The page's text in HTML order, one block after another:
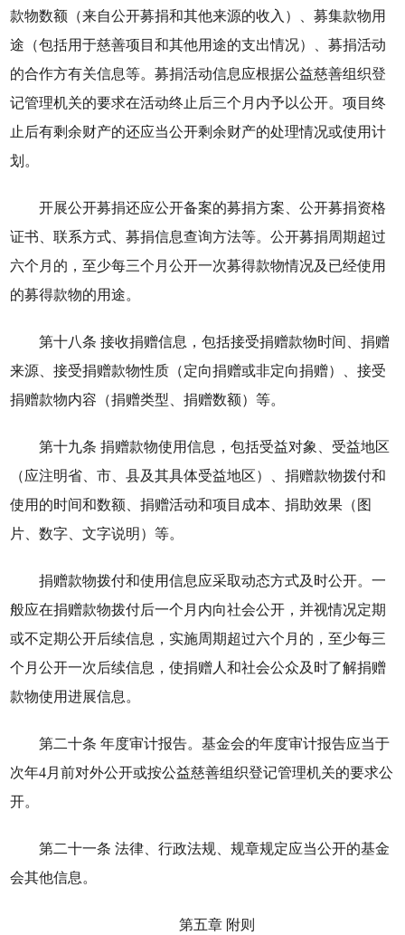
款物数额（来自公开募捐和其他来源的收入）、募集款物用
途（包括用于慈善项目和其他用途的支出情况）、募捐活动
的合作方有关信息等。募捐活动信息应根据公益慈善组织登
记管理机关的要求在活动终止后三个月内予以公开。项目终
止后有剩余财产的还应当公开剩余财产的处理情况或使用计
划。
开展公开募捐还应公开备案的募捐方案、公开募捐资格
证书、联系方式、募捐信息查询方法等。公开募捐周期超过
六个月的，至少每三个月公开一次募得款物情况及已经使用
的募得款物的用途。
第十八条 接收捐赠信息，包括接受捐赠款物时间、捐赠
来源、接受捐赠款物性质（定向捐赠或非定向捐赠）、接受
捐赠款物内容（捐赠类型、捐赠数额）等。
第十九条 捐赠款物使用信息，包括受益对象、受益地区
（应注明省、市、县及其具体受益地区）、捐赠款物拨付和
使用的时间和数额、捐赠活动和项目成本、捐助效果（图
片、数字、文字说明）等。
捐赠款物拨付和使用信息应采取动态方式及时公开。一
般应在捐赠款物拨付后一个月内向社会公开，并视情况定期
或不定期公开后续信息，实施周期超过六个月的，至少每三
个月公开一次后续信息，使捐赠人和社会公众及时了解捐赠
款物使用进展信息。
第二十条 年度审计报告。基金会的年度审计报告应当于
次年4月前对外公开或按公益慈善组织登记管理机关的要求公
开。
第二十一条 法律、行政法规、规章规定应当公开的基金
会其他信息。
第五章 附则